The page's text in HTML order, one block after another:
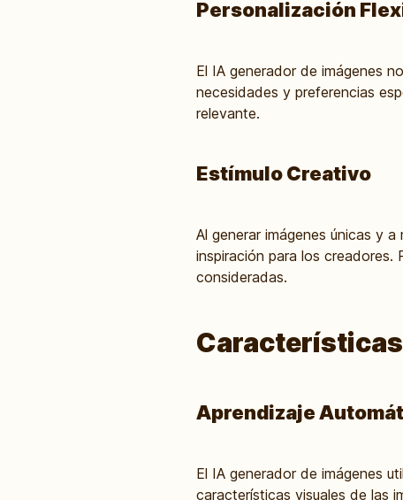
Personalización
El IA generador de imágenes
necesidades y preferencias
relevante.
Estímulo Creativo
Al generar imágenes únicas y
inspiración para los
consideradas.
Características
Aprendizaje
El IA generador de imágenes
características visuales de las